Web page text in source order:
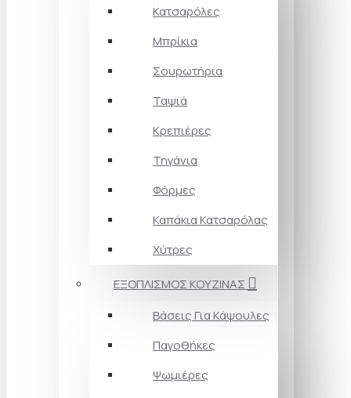
Κατσαρόλες
Μπρίκια
Σουρωτήρια
Ταψιά
Κρεπιέρες
Τηγάνια
Φόρμες
Καπάκια Κατσαρόλας
Χύτρες
ΕΞΟΠΛΙΣΜΟΣ ΚΟΥΖΙΝΑΣ
Βάσεις Για Κάψουλες
Παγοθήκες
Ψωμιέρες